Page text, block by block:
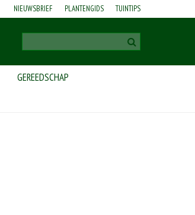
NIEUWSBRIEF PLANTENGIDS TUINTIPS
GEREEDSCHAP